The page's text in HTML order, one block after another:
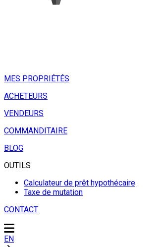
MES PROPRIÉTÉS
ACHETEURS
VENDEURS
COMMANDITAIRE
BLOG
OUTILS
Calculateur de prêt hypothécaire
Taxe de mutation
CONTACT
EN